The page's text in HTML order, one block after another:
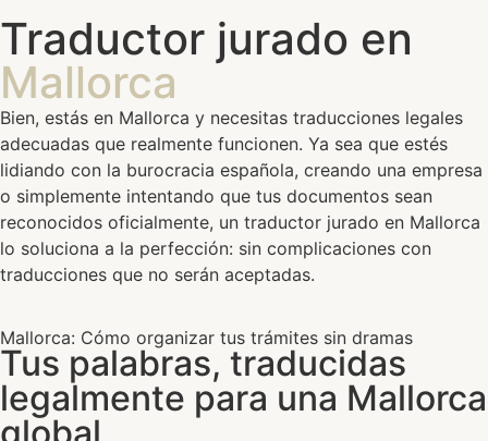
Traductor jurado en
Mallorca
Bien, estás en Mallorca y necesitas traducciones legales
adecuadas que realmente funcionen. Ya sea que estés
lidiando con la burocracia española, creando una empresa
o simplemente intentando que tus documentos sean
reconocidos oficialmente, un traductor jurado en Mallorca
lo soluciona a la perfección: sin complicaciones con
traducciones que no serán aceptadas.
Mallorca: Cómo organizar tus trámites sin dramas
Tus palabras, traducidas
legalmente para una Mallorca